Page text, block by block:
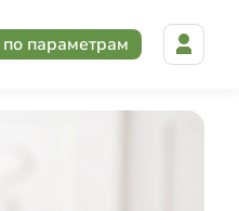
параметрам